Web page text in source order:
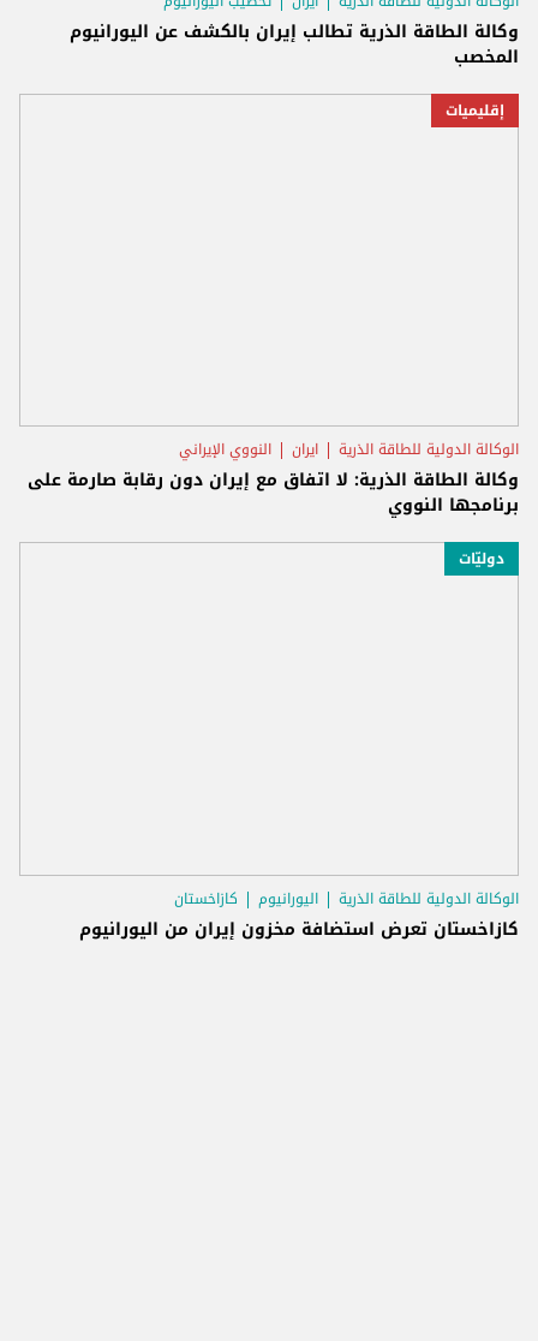
وكالة الطاقة الذرية تطالب إيران بالكشف عن اليورانيوم
المخصب
إقليميات
الوكالة الدولية للطاقة الذرية ايران النووي الإيراني
وكالة الطاقة الذرية: لا اتفاق مع إيران دون رقابة صارمة على
برنامجها النووي
دوليّات
الوكالة الدولية للطاقة الذرية اليورانيوم كازاخستان
كازاخستان تعرض استضافة مخزون إيران من اليورانيوم